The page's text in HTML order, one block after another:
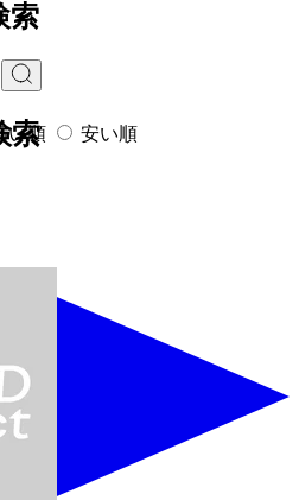
索
索
い順 安い順